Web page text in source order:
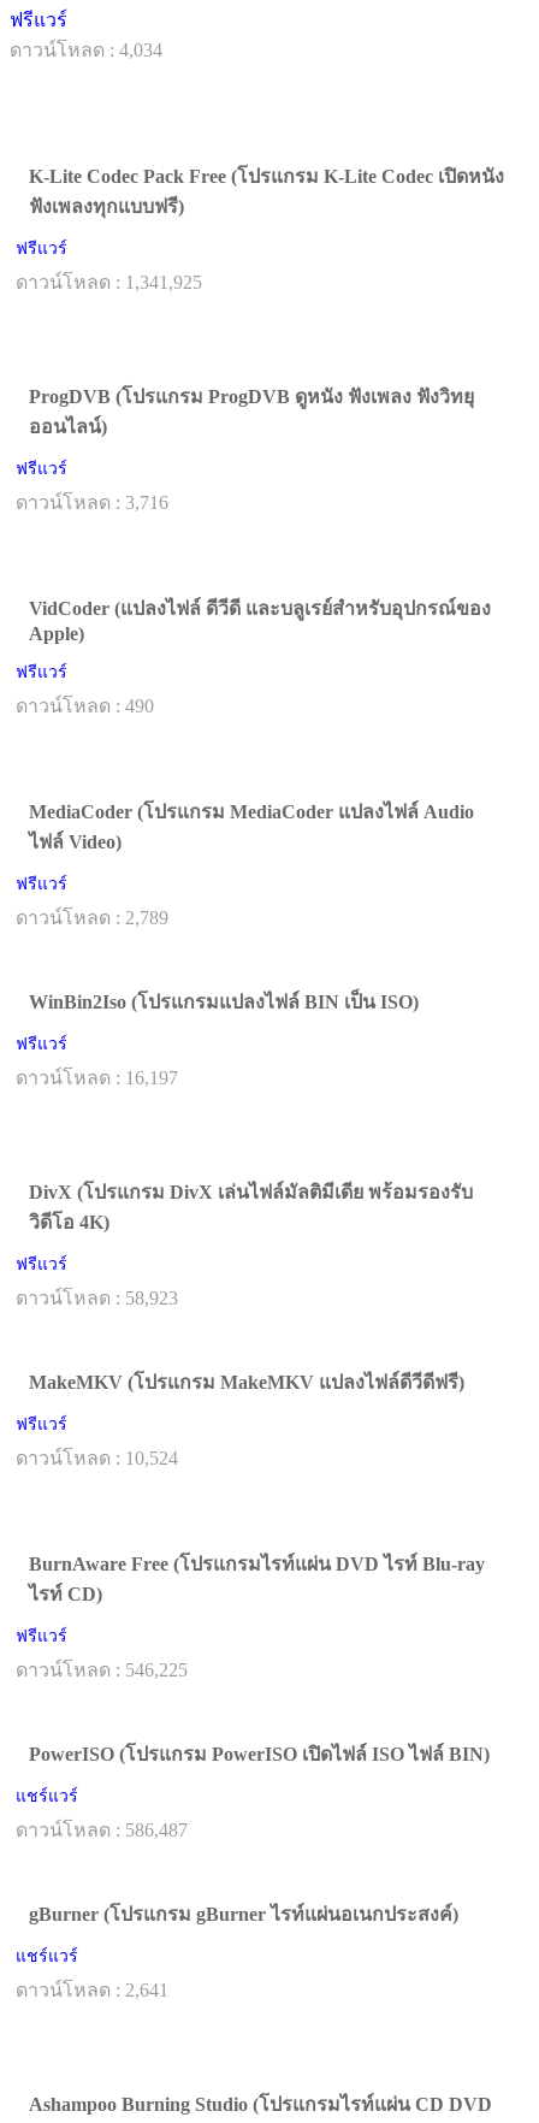
ฟรีแวร์
ดาวน์โหลด : 4,034
K-Lite Codec Pack Free (โปรแกรม K-Lite Codec เปิดหนัง
ฟังเพลงทุกแบบฟรี)
ฟรีแวร์
ดาวน์โหลด : 1,341,925
ProgDVB (โปรแกรม ProgDVB ดูหนัง ฟังเพลง ฟังวิทยุ
ออนไลน์)
ฟรีแวร์
ดาวน์โหลด : 3,716
VidCoder (แปลงไฟล์ ดีวีดี และบลูเรย์สำหรับอุปกรณ์ของ
Apple)
ฟรีแวร์
ดาวน์โหลด : 490
MediaCoder (โปรแกรม MediaCoder แปลงไฟล์ Audio
ไฟล์ Video)
ฟรีแวร์
ดาวน์โหลด : 2,789
WinBin2Iso (โปรแกรมแปลงไฟล์ BIN เป็น ISO)
ฟรีแวร์
ดาวน์โหลด : 16,197
DivX (โปรแกรม DivX เล่นไฟล์มัลติมีเดีย พร้อมรองรับ
วิดีโอ 4K)
ฟรีแวร์
ดาวน์โหลด : 58,923
MakeMKV (โปรแกรม MakeMKV แปลงไฟล์ดีวีดีฟรี)
ฟรีแวร์
ดาวน์โหลด : 10,524
BurnAware Free (โปรแกรมไรท์แผ่น DVD ไรท์ Blu-ray
ไรท์ CD)
ฟรีแวร์
ดาวน์โหลด : 546,225
PowerISO (โปรแกรม PowerISO เปิดไฟล์ ISO ไฟล์ BIN)
แชร์แวร์
ดาวน์โหลด : 586,487
gBurner (โปรแกรม gBurner ไรท์แผ่นอเนกประสงค์)
แชร์แวร์
ดาวน์โหลด : 2,641
Ashampoo Burning Studio (โปรแกรมไรท์แผ่น CD DVD